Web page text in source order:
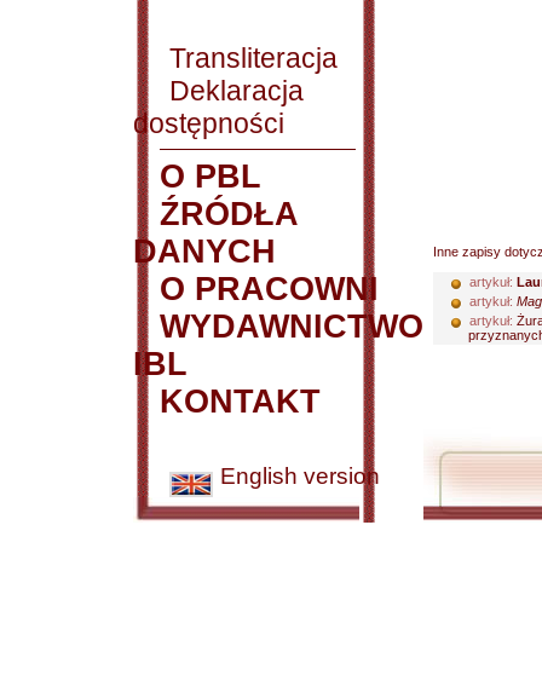
Transliteracja
Deklaracja
dostępności
O PBL
ŹRÓDŁA
DANYCH
O PRACOWNI
WYDAWNICTWO
IBL
KONTAKT
English version
Inne zapisy
artykuł:
artykuł:
artykuł: